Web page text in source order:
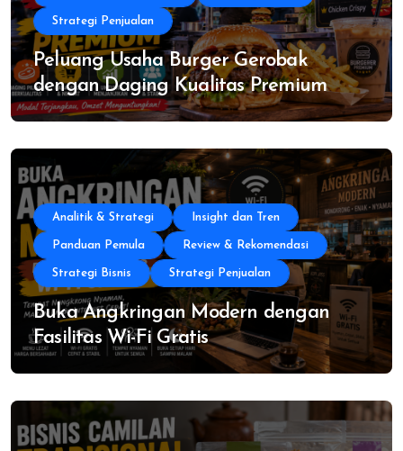
Strategi Penjualan
Peluang Usaha Burger Gerobak
dengan Daging Kualitas Premium
Analitik & Strategi Insight dan Tren
Panduan Pemula Review & Rekomendasi
Strategi Bisnis Strategi Penjualan
Buka Angkringan Modern dengan
Fasilitas Wi-Fi Gratis